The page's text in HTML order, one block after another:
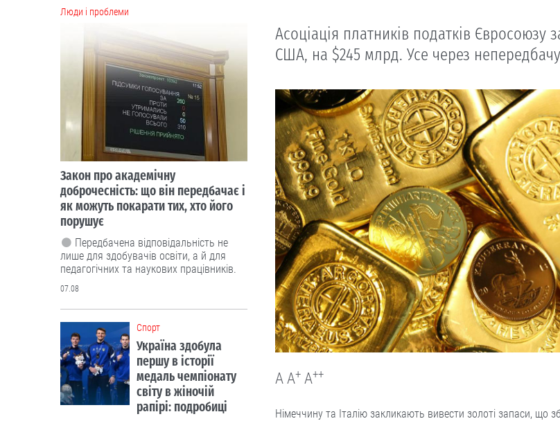
Асоціація платників податків Євросоюзу
США, на $245 млрд. Усе через
A A+ A++
Німеччину та Італію закликають вивести золоті запаси, що
Люди і проблеми
Закон про академічну
доброчесність: що він передбачає і
як можуть покарати тих, хто його
порушує
Передбачена відповідальність не
лише для здобувачів освіти, а й для
педагогічних та наукових працівників.
07.08
Cпорт
Україна здобула
першу в історії
медаль чемпіонату
світу в жіночій
рапірі: подробиці